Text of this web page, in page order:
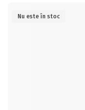
Nu este în stoc